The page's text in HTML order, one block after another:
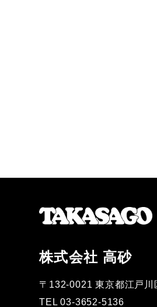
株式会社 高砂
〒132-0021 東京都江戸川
TEL 03-3652-5136